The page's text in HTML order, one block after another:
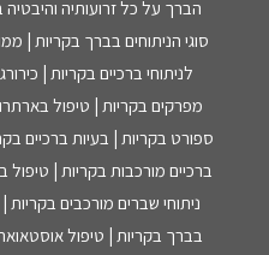
הברך על כל זרועותיה והיבטיה
סוגי הניתוחים בברך בקריות |
לניתוחי ברכיים בקריות |
מפרקים בקריות | טיפול
ספורט בקריות | בעיות ברכיים
ברכיים מורכבות בקריות | טיפול
ניתוחי שברים מורכבים
בברך בקריות | טיפול